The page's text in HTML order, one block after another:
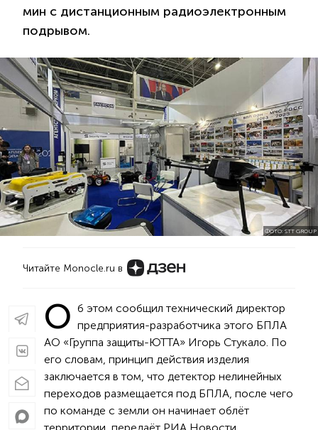
мин с дистанционным радиоэлектронным
подрывом.
ФОТО: STT GROUP
Читайте Monocle.ru в
О б этом сообщил технический директор
предприятия-разработчика этого БПЛА
АО «Группа защиты-ЮТТА» Игорь Стукало. По
его словам, принцип действия изделия
заключается в том, что детектор нелинейных
переходов размещается под БПЛА, после чего
по команде с земли он начинает облёт